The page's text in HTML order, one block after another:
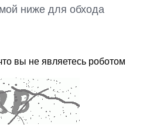
ниже для обхода
вы не являетесь роботом